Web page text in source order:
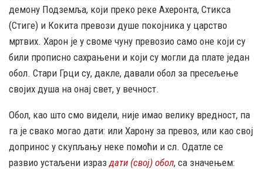
демону Подземља, који преко реке Ахеронта, Стикса
(Стиге) и Кокита превози душе покојника у царство
мртвих. Харон је у своме чуну превозио само оне који су
били прописно сахрањени и који су могли да плате један
обол. Стари Грци су, дакле, давали обол за пресељење
својих душа на онај свет, у вечност.
Обол, као што смо видели, није имао велику вредност, па
га је свако могао дати: или Харону за превоз, или као свој
допринос у скупљању неке помоћи и сл. Одатле се
развио устаљени израз дати (свој) обол, са значењем: